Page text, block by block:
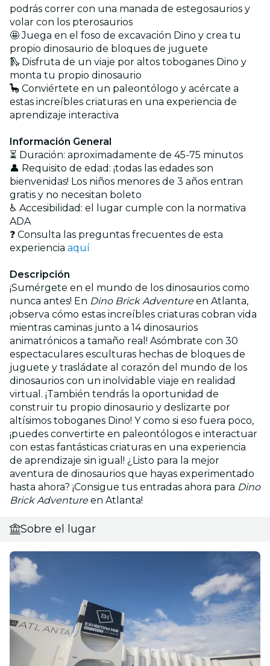
podrás correr con una manada de estegosaurios y
volar con los pterosaurios
🤩 Juega en el foso de excavación Dino y crea tu
propio dinosaurio de bloques de juguete
🛝 Disfruta de un viaje por altos toboganes Dino y
monta tu propio dinosaurio
🦕 Conviértete en un paleontólogo y acércate a
estas increíbles criaturas en una experiencia de
aprendizaje interactiva
Información General
⏳ Duración: aproximadamente de 45-75 minutos
👤 Requisito de edad: ¡todas las edades son
bienvenidas! Los niños menores de 3 años entran
gratis y no necesitan boleto
♿ Accesibilidad: el lugar cumple con la normativa
ADA
❓ Consulta las preguntas frecuentes de esta
experiencia aquí
Descripción
¡Sumérgete en el mundo de los dinosaurios como
nunca antes! En Dino Brick Adventureen Atlanta,
¡observa cómo estas increíbles criaturas cobran vida
mientras caminas junto a 14 dinosaurios
animatrónicos a tamaño real! Asómbrate con 30
espectaculares esculturas hechas de bloques de
juguete y trasládate al corazón del mundo de los
dinosaurios con un inolvidable viaje en realidad
virtual. ¡También tendrás la oportunidad de
construir tu propio dinosaurio y deslizarte por
altísimos toboganes Dino! Y como si eso fuera poco,
¡puedes convertirte en paleontólogos e interactuar
con estas fantásticas criaturas en una experiencia
de aprendizaje sin igual! ¿Listo para la mejor
aventura de dinosaurios que hayas experimentado
hasta ahora? ¡Consigue tus entradas ahora para Dino
Brick Adventureen Atlanta!
Sobre el lugar